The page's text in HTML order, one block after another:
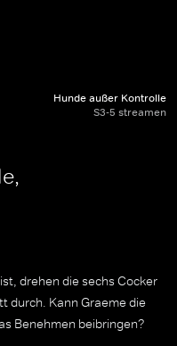
Hunde außer Kontrolle
S3-5 streamen
drehen die sechs Cocker
durch. Kann Graeme die
Benehmen beibringen?